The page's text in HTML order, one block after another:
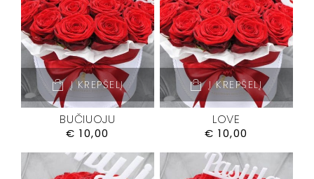
Į KREPŠELĮ
BUČIUOJU
€ 10,00
Į KREPŠELĮ
LOVE
€ 10,00